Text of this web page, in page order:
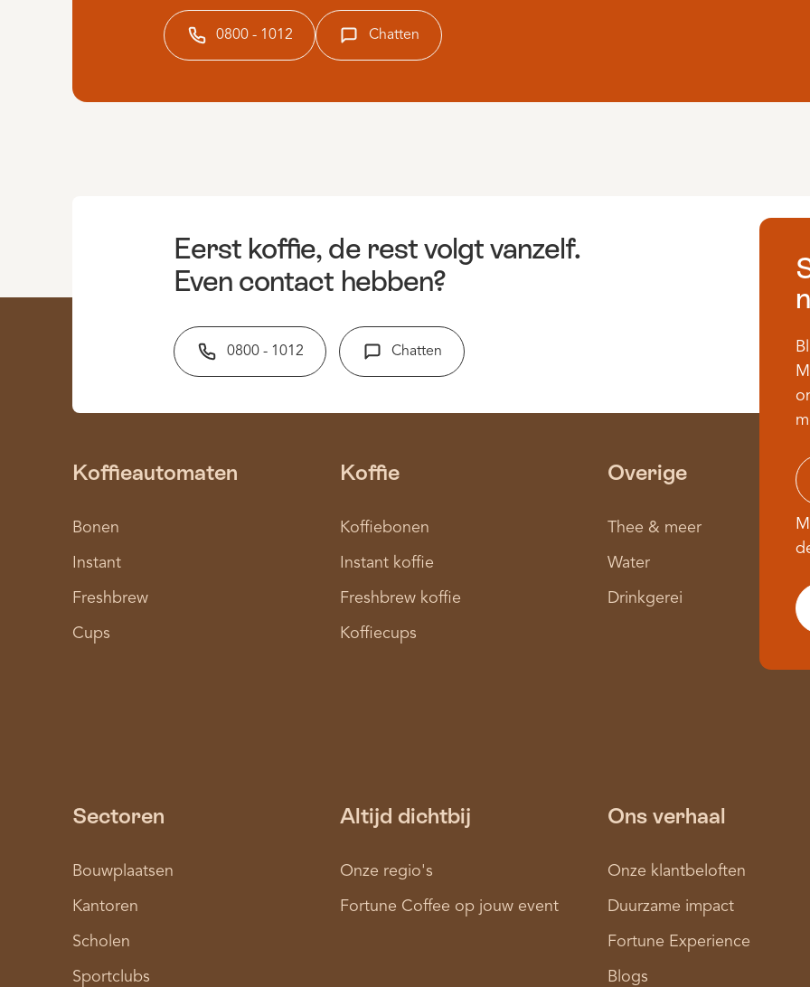
0800 - 1012 Chatten
Eerst koffie, de rest volgt vanzelf.
Even contact hebben?
0800 - 1012 Chatten
Koffieautomaten
Bonen
Instant
Freshbrew
Cups
Koffie
Koffiebonen
Instant koffie
Freshbrew koffie
Koffiecups
Overige
Thee & meer
Water
Drinkgerei
Sectoren
Bouwplaatsen
Kantoren
Scholen
Sportclubs
Altijd dichtbij
Onze regio's
Fortune Coffee op jouw event
Ons verhaal
Onze klantbeloften
Duurzame impact
Fortune Experience
Blogs